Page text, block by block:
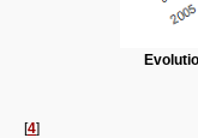
[4]